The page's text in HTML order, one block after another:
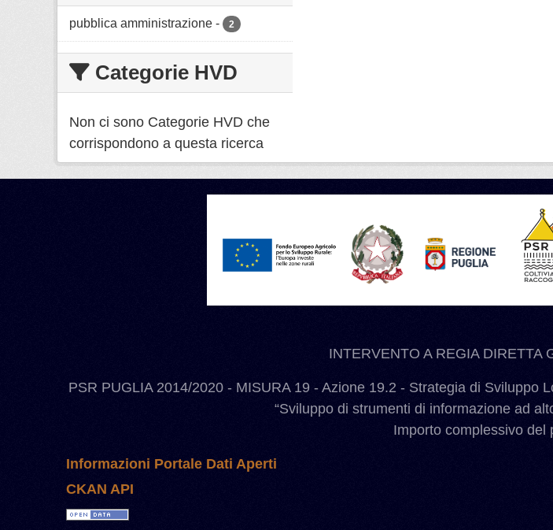
pubblica amministrazione - 2
Categorie HVD
Non ci sono Categorie HVD che
corrispondono a questa ricerca
INTERVENTO A REGIA DIRETTA
PSR PUGLIA 2014/2020 - MISURA 19 - Azione 19.2 - Strategia di Sviluppo
“Sviluppo di strumenti di informazione ad
Importo complessivo del
Informazioni Portale Dati Aperti
CKAN API